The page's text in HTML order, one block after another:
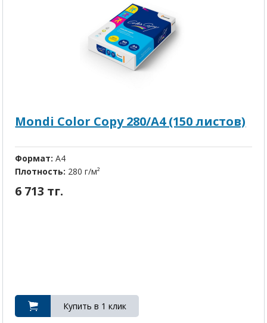
Mondi Color Copy 280/A4 (150 листов)
Формат:A4
Плотность: 280 г/м²
6 713 тг.